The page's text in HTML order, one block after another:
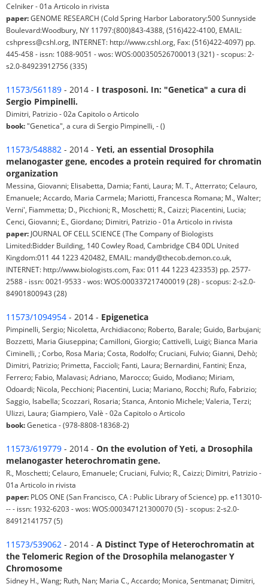
Celniker - 01a Articolo in rivista
paper:GENOME RESEARCH (Cold Spring Harbor Laboratory:500 Sunnyside
Boulevard:Woodbury, NY 11797:(800)843-4388, (516)422-4100, EMAIL:
cshpress@cshl.org, INTERNET: http://www.cshl.org, Fax: (516)422-4097) pp.
445-458 - issn: 1088-9051 - wos: WOS:000350526700013 (321) - scopus: 2-
s2.0-84923912756 (335)
11573/561189 - 2014 - I trasposoni. In: "Genetica" a cura di
Sergio Pimpinelli.
Dimitri, Patrizio - 02a Capitolo o Articolo
book:"Genetica", a cura di Sergio Pimpinelli, - ()
11573/548882 - 2014 - Yeti, an essential Drosophila
melanogaster gene, encodes a protein required for chromatin
organization
Messina, Giovanni; Elisabetta, Damia; Fanti, Laura; M. T., Atterrato; Celauro,
Emanuele; Accardo, Maria Carmela; Mariotti, Francesca Romana; M., Walter;
Verni', Fiammetta; D., Picchioni; R., Moschetti; R., Caizzi; Piacentini, Lucia;
Cenci, Giovanni; E., Giordano; Dimitri, Patrizio - 01a Articolo in rivista
paper: JOURNAL OF CELL SCIENCE (The Company of Biologists
Limited:Bidder Building, 140 Cowley Road, Cambridge CB4 0DL United
Kingdom:011 44 1223 420482, EMAIL: mandy@thecob.demon.co.uk,
INTERNET: http://www.biologists.com, Fax: 011 44 1223 423353) pp. 2577-
2588 - issn: 0021-9533 - wos: WOS:000337217400019 (28) - scopus: 2-s2.0-
84901800943 (28)
11573/1094954 - 2014 - Epigenetica
Pimpinelli, Sergio; Nicoletta, Archidiacono; Roberto, Barale; Guido, Barbujani;
Bozzetti, Maria Giuseppina; Camilloni, Giorgio; Cattivelli, Luigi; Bianca Maria
Ciminelli, ; Corbo, Rosa Maria; Costa, Rodolfo; Cruciani, Fulvio; Gianni, Dehò;
Dimitri, Patrizio; Primetta, Faccioli; Fanti, Laura; Bernardini, Fantini; Enza,
Ferrero; Fabio, Malavasi; Adriano, Marocco; Guido, Modiano; Miriam,
Odoardi; Nicola, Pecchioni; Piacentini, Lucia; Mariano, Rocchi; Rufo, Fabrizio;
Saggio, Isabella; Scozzari, Rosaria; Stanca, Antonio Michele; Valeria, Terzi;
Ulizzi, Laura; Giampiero, Valè - 02a Capitolo o Articolo
book:Genetica - (978-8808-18368-2)
11573/619779 - 2014 - On the evolution of Yeti, a Drosophila
melanogaster heterochromatin gene.
R., Moschetti; Celauro, Emanuele; Cruciani, Fulvio; R., Caizzi; Dimitri, Patrizio -
01a Articolo in rivista
paper: PLOS ONE (San Francisco, CA : Public Library of Science) pp. e113010-
-- - issn: 1932-6203 - wos: WOS:000347121300070 (5) - scopus: 2-s2.0-
84912141757 (5)
11573/539062 - 2014 - A Distinct Type of Heterochromatin at
the Telomeric Region of the Drosophila melanogaster Y
Chromosome
Sidney H., Wang; Ruth, Nan; Maria C., Accardo; Monica, Sentmanat; Dimitri,